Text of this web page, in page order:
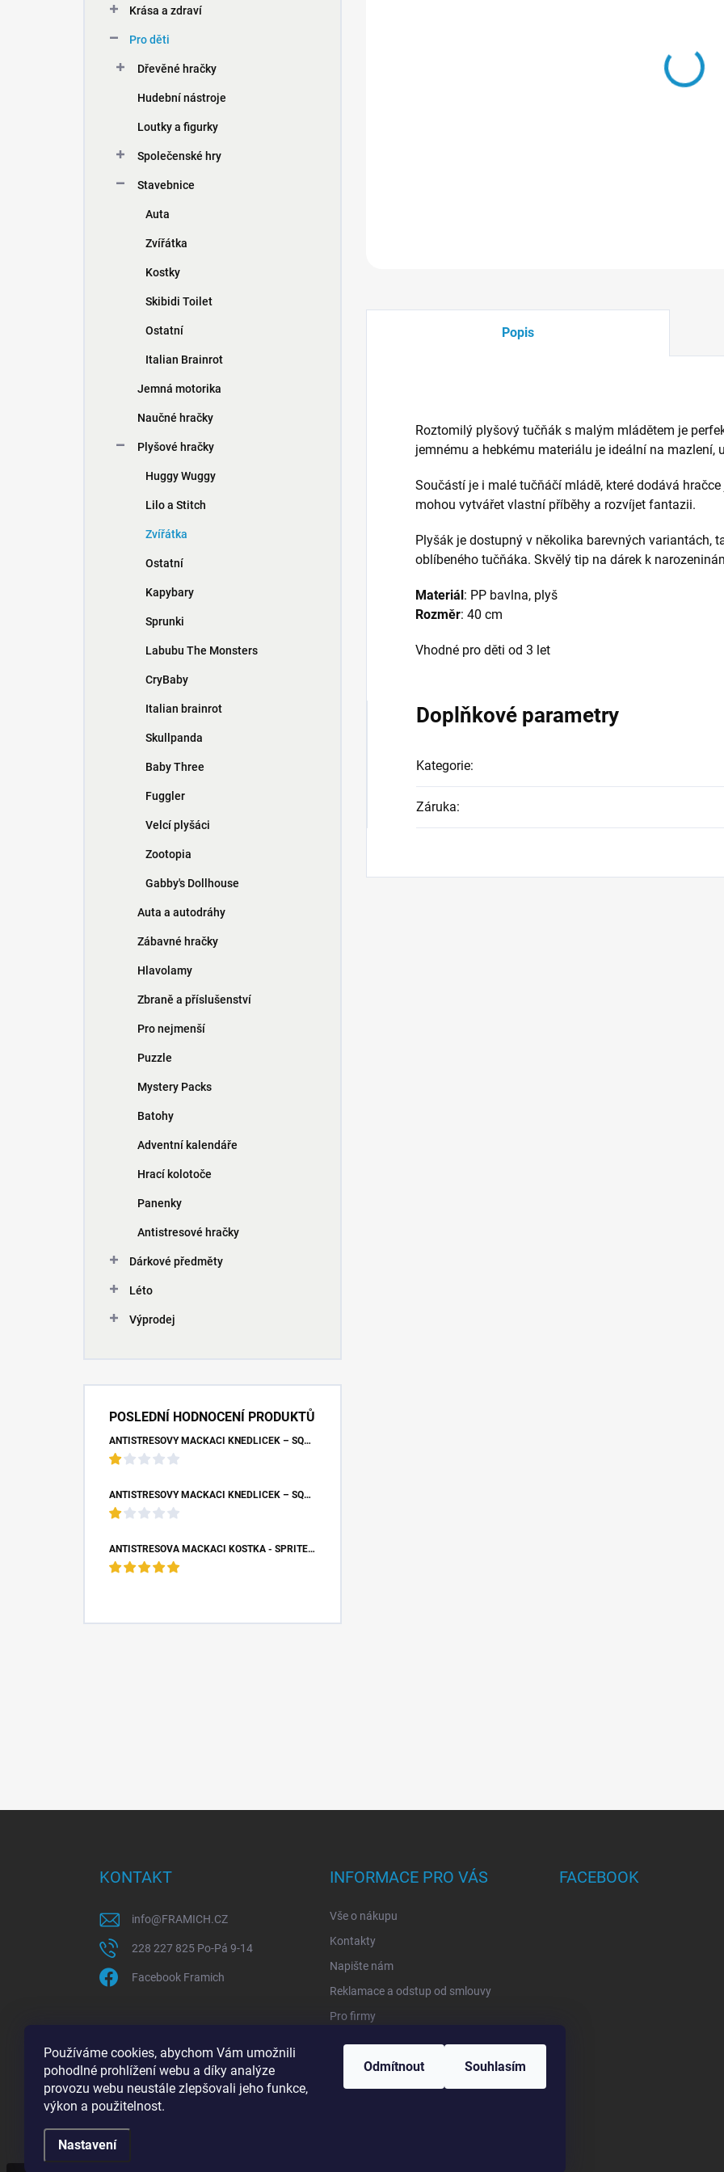
Používáme cookies, abychom Vám umožnili
pohodlné prohlížení webu a díky analýze
provozu webu neustále zlepšovali jeho funkce,
výkon a použitelnost.
Nastavení
Odmítnout Souhlasím
Krása a zdraví
Pro děti
Dřevěné hračky
Hudební nástroje
Loutky a figurky
Společenské hry
Stavebnice
Auta
Zvířátka
Kostky
Skibidi Toilet
Ostatní
Italian Brainrot
Jemná motorika
Naučné hračky
Plyšové hračky
Huggy Wuggy
Lilo a Stitch
Zvířátka
Ostatní
Kapybary
Sprunki
Labubu The Monsters
CryBaby
Italian brainrot
Skullpanda
Baby Three
Fuggler
Velcí plyšáci
Zootopia
Gabby's Dollhouse
Auta a autodráhy
Zábavné hračky
Hlavolamy
Zbraně a příslušenství
Pro nejmenší
Puzzle
Mystery Packs
Batohy
Adventní kalendáře
Hrací kolotoče
Panenky
Antistresové hračky
Dárkové předměty
Léto
Výprodej
POSLEDNÍ HODNOCENÍ PRODUKTŮ
ANTISTRESOVÝ MAČKACÍ KNEDLÍČEK – SQUISHY DUMPLING UNICORN (7X9 CM)
ANTISTRESOVÝ MAČKACÍ KNEDLÍČEK – SQUISHY DUMPLING S BUBLINOU (8,5X4,5 CM)
ANTISTRESOVÁ MAČKACÍ KOSTKA - SPRITE (5X5X5 CM)
Popis
Roztomilý plyšový tučňák s malým mládětem je
jemnému a hebkému materiálu je ideální na mazlení,
Součástí je i malé tučňáčí mládě, které dodává
mohou vytvářet vlastní příběhy a rozvíjet fantazii.
Plyšák je dostupný v několika barevných variantách,
oblíbeného tučňáka. Skvělý tip na dárek k
Materiál: PP bavlna, plyš
Rozměr: 40 cm
Vhodné pro děti od 3 let
Doplňkové parametry
Kategorie:
Záruka:
KONTAKT
info@FRAMICH.CZ
228 227 825 Po-Pá 9-14
Facebook Framich
INFORMACE PRO VÁS
Vše o nákupu
Kontakty
Napište nám
Reklamace a odstup od smlouvy
Pro firmy
Jak ověřujeme recenze
FACEBOOK
Copyright 2026